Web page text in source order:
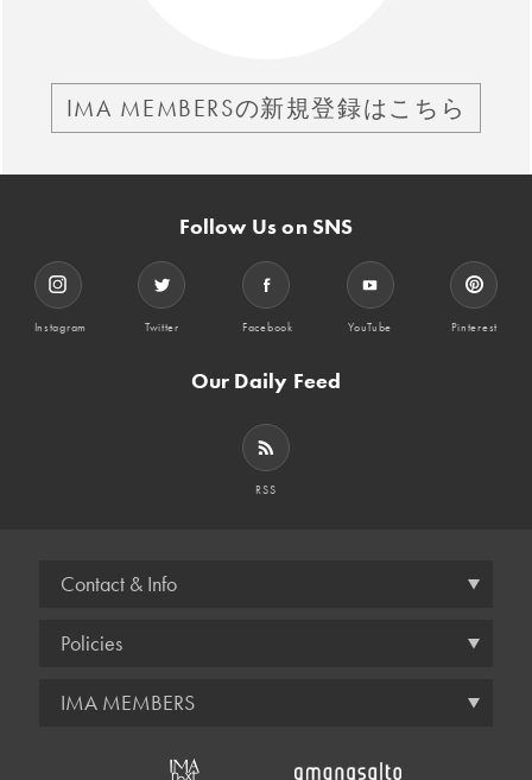
IMA MEMBERSの新規登録はこちら
Follow Us on SNS
Instagram Twitter Facebook YouTube Pinterest
Our Daily Feed
RSS
Contact & Info
Policies
IMA MEMBERS